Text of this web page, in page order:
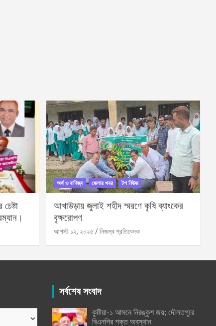
অর্থ ও বাণিজ্য জেলার খবর টপ নিউজ
আখাউড়ায় জুলাই শহীদ স্মরণে কৃষি ব্যাংকের
বৃক্ষরোপণ
আগস্ট ১২, ২০২৫ নিজস্ব প্রতিবেদক
সর্বশেষ সংবাদ
কুষ্টিয়া-১ আসনে নিরঙ্কুশ জয়; দৌলতপুরে
বিএনপির শক্ত অবস্থান